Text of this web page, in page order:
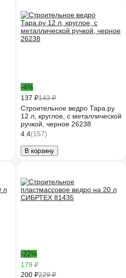
-4%
137 ₽143 ₽
Строительное ведро Тара.ру
12 л, круглое, с металлической
ручкой, черное 26238
4.4(157)
В корзину
-22%
179 ₽
200 ₽229 ₽